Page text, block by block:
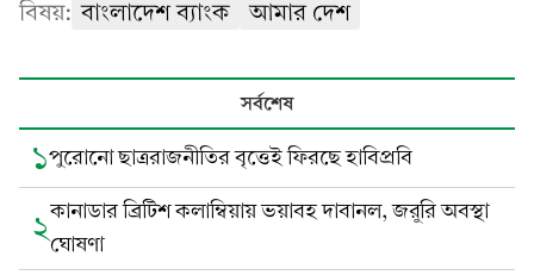
বিষয়: বাংলাদেশ ব্যাংক আমার দেশ
সর্বশেষ
১পুরোনো ছাত্ররাজনীতির বৃত্তেই ফিরছে হাবিপ্রবি
২কানাডার ব্রিটিশ কলাম্বিয়ায় ভয়াবহ দাবানল, জরুরি অবস্থা
ঘোষণা